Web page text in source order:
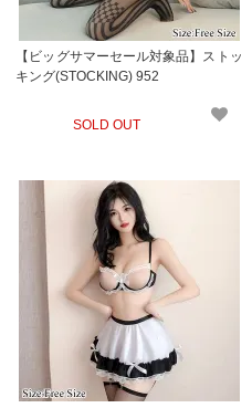
【ビッグサマーセール対象品】ストッ
キング(STOCKING) 952
SOLD OUT